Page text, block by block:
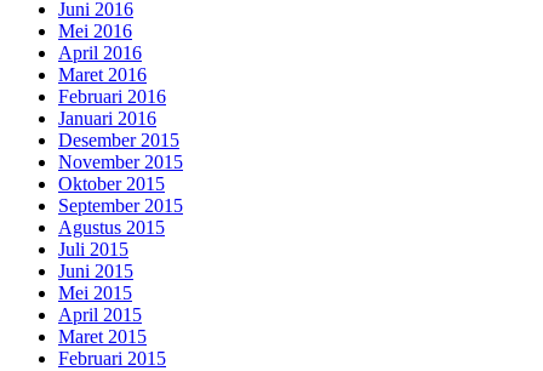
Juni 2016
Mei 2016
April 2016
Maret 2016
Februari 2016
Januari 2016
Desember 2015
November 2015
Oktober 2015
September 2015
Agustus 2015
Juli 2015
Juni 2015
Mei 2015
April 2015
Maret 2015
Februari 2015